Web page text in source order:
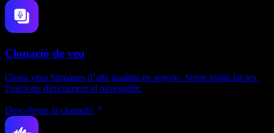
Clonació de veu
Clona veus humanes d’alta qualitat en segons. Sense instal·lar res.
Funciona directament al navegador.
Descobreix la clonació